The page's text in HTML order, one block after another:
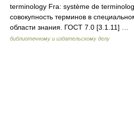
terminology Fra: système de
совокупность терминов в
области знания. ГОСТ 7.0 [3.1.11] …
библиотечному и издательскому делу